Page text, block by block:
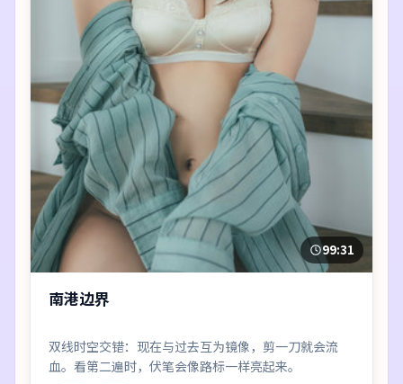
99:31
南港边界
双线时空交错：现在与过去互为镜像，剪一刀就会流
血。看第二遍时，伏笔会像路标一样亮起来。